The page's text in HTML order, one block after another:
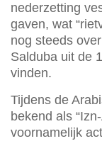
nederzetting
gaven, wat
nog steeds
Salduba uit de
vinden.
Tijdens de
bekend als
voornamelijk